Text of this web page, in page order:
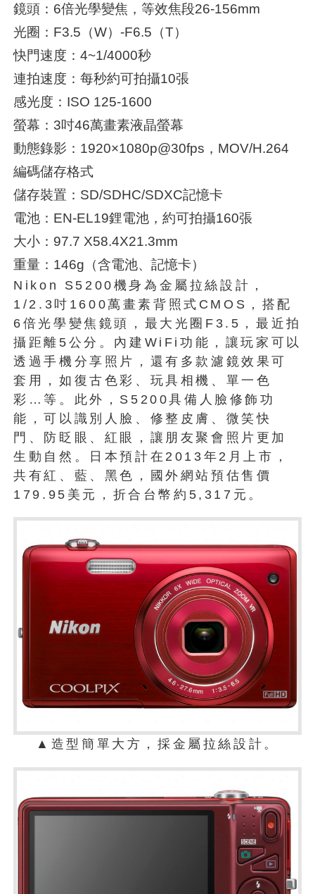
鏡頭：6倍光學變焦，等效焦段26-156mm
光圈：F3.5（W）-F6.5（T）
快門速度：4~1/4000秒
連拍速度：每秒約可拍攝10張
感光度：ISO 125-1600
螢幕：3吋46萬畫素液晶螢幕
動態錄影：1920×1080p@30fps，MOV/H.264
編碼儲存格式
儲存裝置：SD/SDHC/SDXC記憶卡
電池：EN-EL19鋰電池，約可拍攝160張
大小：97.7 X58.4X21.3mm
重量：146g（含電池、記憶卡）
Nikon S5200機身為金屬拉絲設計，
1/2.3吋1600萬畫素背照式CMOS，搭配
6倍光學變焦鏡頭，最大光圈F3.5，最近拍
攝距離5公分。內建WiFi功能，讓玩家可以
透過手機分享照片，還有多款濾鏡效果可
套用，如復古色彩、玩具相機、單一色
彩…等。此外，S5200具備人臉修飾功
能，可以識別人臉、修整皮膚、微笑快
門、防眨眼、紅眼，讓朋友聚會照片更加
生動自然。日本預計在2013年2月上市，
共有紅、藍、黑色，國外網站預估售價
179.95美元，折合台幣約5,317元。
▲造型簡單大方，採金屬拉絲設計。